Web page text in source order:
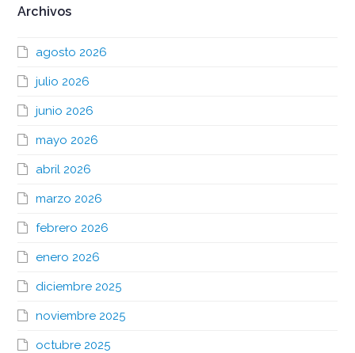
Archivos
agosto 2026
julio 2026
junio 2026
mayo 2026
abril 2026
marzo 2026
febrero 2026
enero 2026
diciembre 2025
noviembre 2025
octubre 2025